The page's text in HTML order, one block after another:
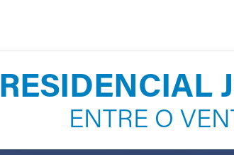
RESIDENCIAL
ENTRE O